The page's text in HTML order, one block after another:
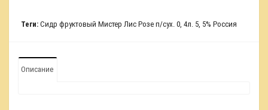
Теги: Сидр фруктовый Мистер Лис Розе п/сух. 0, 4л. 5, 5% Россия
Описание